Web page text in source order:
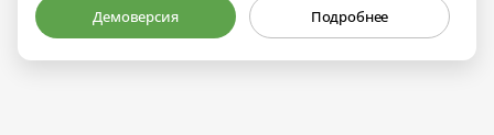
Демоверсия Подробнее